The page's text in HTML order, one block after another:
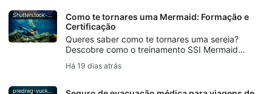
quando é que o mergulho técnico começa.
Shutterstock-Andrea_Izzotti
Como te tornares uma Mermaid: Formação e
Certificação
Queres saber como te tornares uma sereia?
Descobre como o treinamento SSI Mermaid
controlo da respiração, a segurança e a
Há 19 dias atrás
predrag-vuckovic